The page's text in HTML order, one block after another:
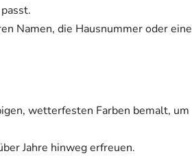
Namen, die Hausnummer oder eine
wetterfesten Farben bemalt, um
Jahre hinweg erfreuen.